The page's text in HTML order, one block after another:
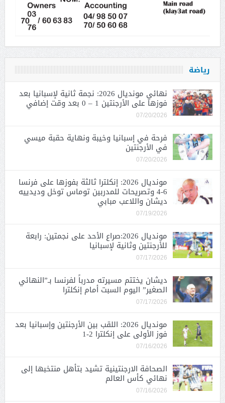
رياضة
نهائي مونديال 2026: نجمة ثانية لإسبانيا بعد
فوزها على الأرجنتين 1 – 0 بعد وقت إضافي
07/20/2026
فرحة في إسبانيا وخيبة ونهاية حقبة ميسي
في الأرجنتين
07/20/2026
مونديال 2026: إنكلترا ثالثة بفوزها على فرنسا
6-4 وتصريحات للمدربين توماس توخل وديدييه
ديشان واللاعب مبابي
07/19/2026
مونديال 2026:صراع الأحد على نجمتين: رابعة
للأرجنتين وثانية لإسبانيا
07/17/2026
ديشان يختتم مسيرته مدرباً لفرنسا بـ”النهائي
الصغير” اليوم السبت أمام إنكلترا
07/17/2026
مونديال 2026: اللقب بين الأرجنتين وإسبانيا بعد
فوز الأولى على إنكلترا 2-1
07/16/2026
الصحافة الارجنتينية تشيد بتأهل منتخبها إلى
نهائي كأس العالم
07/16/2026